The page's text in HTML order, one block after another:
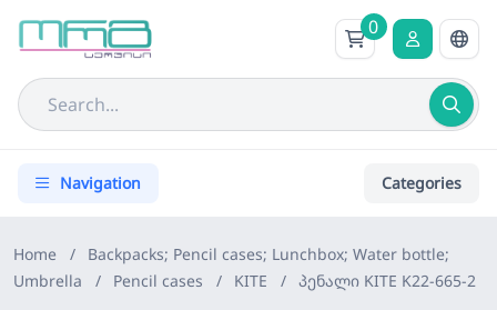
0
Navigation Categories
Home /
Backpacks; Pencil cases; Lunchbox; Water bottle;
Umbrella
/ Pencil cases / KITE / პენალი KITE K22-665-2